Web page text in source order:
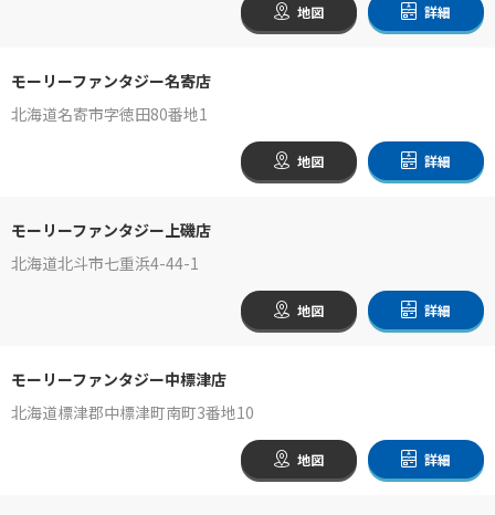
地図 詳細
モーリーファンタジー名寄店
北海道名寄市字徳田80番地1
地図 詳細
モーリーファンタジー上磯店
北海道北斗市七重浜4-44-1
地図 詳細
モーリーファンタジー中標津店
北海道標津郡中標津町南町3番地10
地図 詳細